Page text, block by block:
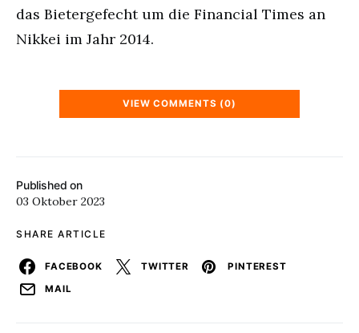
Published on
03 Oktober 2023
SHARE ARTICLE
FACEBOOK TWITTER
PINTEREST
MAIL
das Bietergefecht um die Financial Times an
Nikkei im Jahr 2014.
VIEW COMMENTS (0)